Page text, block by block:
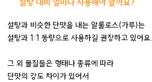
설탕 대비 얼마나 사용해야 할까요?
설탕과 비슷한 단맛을 내는 알룰로스(가루)는
설탕과 1:1 동량으로 사용하길 권장하고 있어요.​
그 외 물질들은 형태나 종류에 따라
단맛의 강도 차이가 있어서